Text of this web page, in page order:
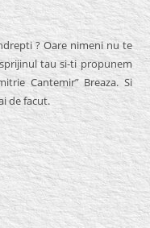
? Oare nimeni nu te
tau si-ti propunem
Cantemir” Breaza. Si
de facut.